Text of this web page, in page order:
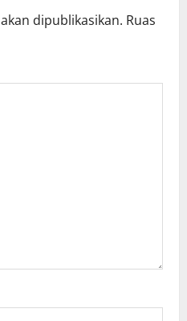
dipublikasikan. Ruas